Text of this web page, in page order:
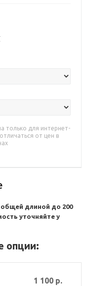
только для интернет-
от цен в
длиной до 200
уточняйте у
опции:
1 100 р.